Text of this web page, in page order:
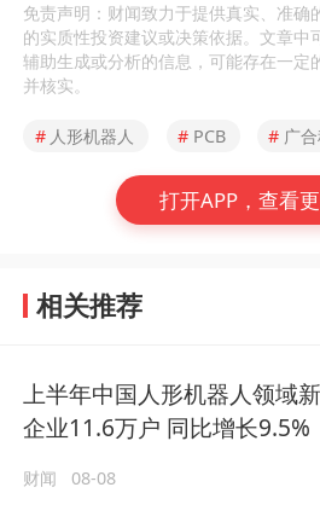
免责声明：财闻致力于提供真实、准确
的实质性投资建议或决策依据。文章中
辅助生成或分析的信息，可能存在一定
并核实。
# 人形机器人 # PCB # 广
打开APP，查看
相关推荐
上半年中国人形机器人领域
企业11.6万户 同比增长9.5%
财闻 08-08